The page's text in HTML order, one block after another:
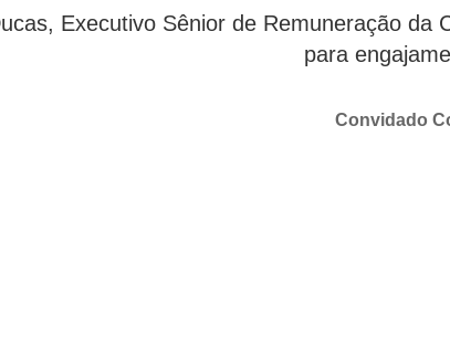
Executivo Sênior de Remuneração da
para
Convidado